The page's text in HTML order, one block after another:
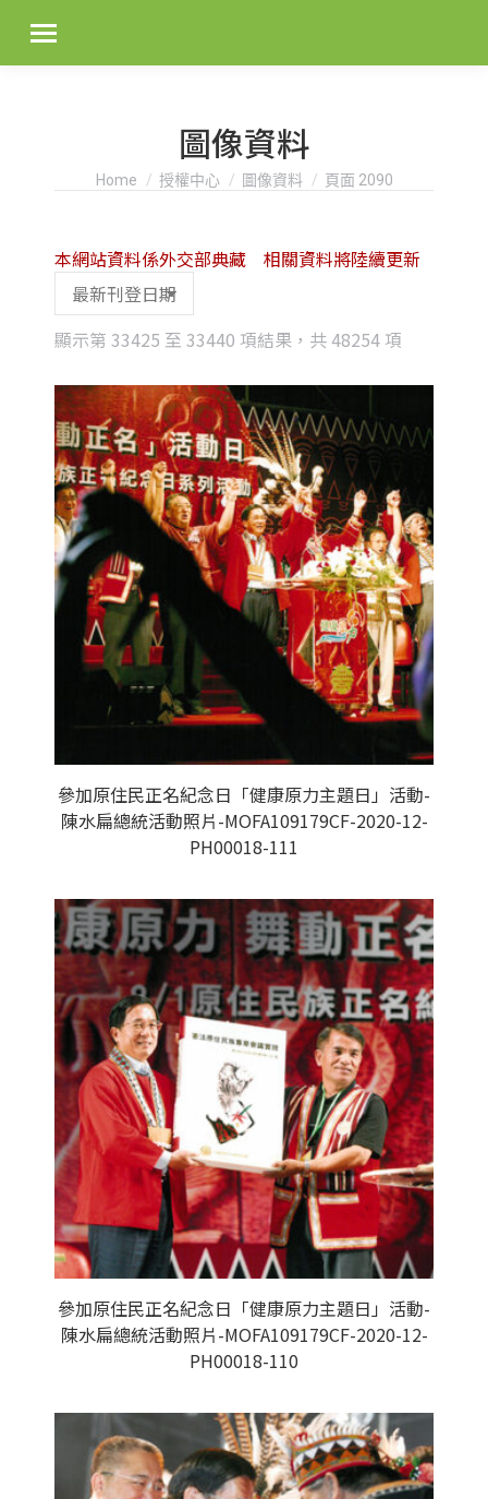
圖像資料
You are here:
Home 授權中心 圖像資料 頁面 2090
顯示第 33425 至 33440 項結果，共 48254 項
latest
本網站資料係外交部典藏 相關資料將陸續更新
參加原住民正名紀念日「健康原力主題日」活動-
陳水扁總統活動照片-MOFA109179CF-2020-12-
PH00018-111
參加原住民正名紀念日「健康原力主題日」活動-
陳水扁總統活動照片-MOFA109179CF-2020-12-
PH00018-110